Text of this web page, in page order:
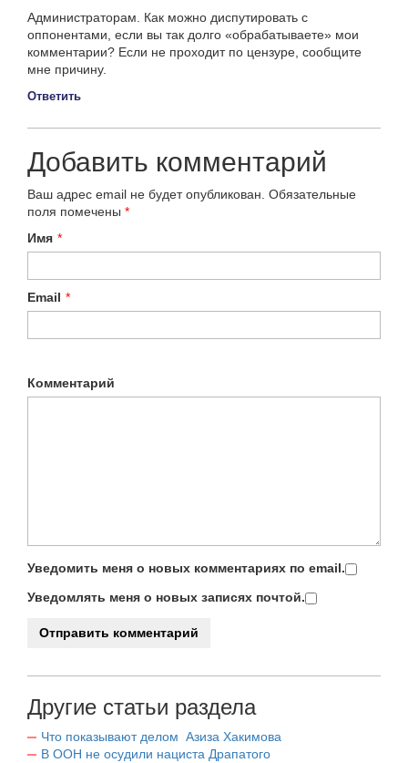
Администраторам. Как можно диспутировать с
оппонентами, если вы так долго «обрабатываете» мои
комментарии? Если не проходит по цензуре, сообщите
мне причину.
Ответить
Добавить комментарий
Ваш адрес email не будет опубликован. Обязательные
поля помечены *
Имя *
Email *
Комментарий
Уведомить меня о новых комментариях по email.
Уведомлять меня о новых записях почтой.
Другие статьи раздела
Что показывают делом Азиза Хакимова
В ООН не осудили нациста Драпатого